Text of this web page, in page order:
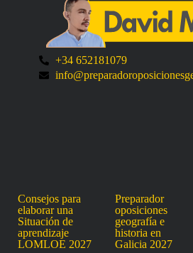
+34 652181079
Consejos para
elaborar una
Situación de
aprendizaje
LOMLOE 2027
Preparador
oposiciones
geografía e
historia en
Galicia 2027